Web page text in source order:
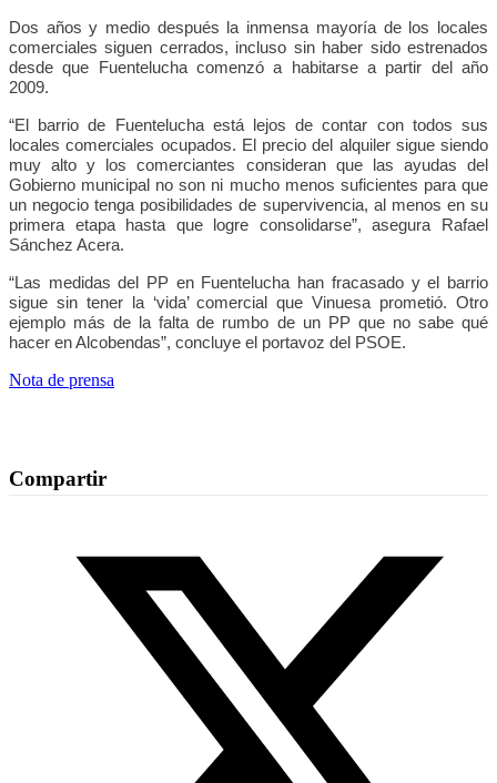
Dos años y medio después la inmensa mayoría de los locales
comerciales siguen cerrados, incluso sin haber sido estrenados
desde que Fuentelucha comenzó a habitarse a partir del año
2009.
“El barrio de Fuentelucha está lejos de contar con todos sus
locales comerciales ocupados. El precio del alquiler sigue siendo
muy alto y los comerciantes consideran que las ayudas del
Gobierno municipal no son ni mucho menos suficientes para que
un negocio tenga posibilidades de supervivencia, al menos en su
primera etapa hasta que logre consolidarse”, asegura Rafael
Sánchez Acera.
“Las medidas del PP en Fuentelucha han fracasado y el barrio
sigue sin tener la ‘vida’ comercial que Vinuesa prometió. Otro
ejemplo más de la falta de rumbo de un PP que no sabe qué
hacer en Alcobendas”, concluye el portavoz del PSOE.
Nota de prensa
Compartir